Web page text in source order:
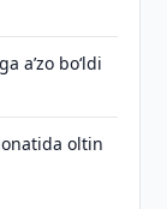
aʼzo bo‘ldi
oltin